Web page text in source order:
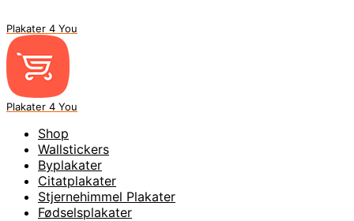
Plakater 4 You
Plakater 4 You
Shop
Wallstickers
Byplakater
Citatplakater
Stjernehimmel Plakater
Fødselsplakater